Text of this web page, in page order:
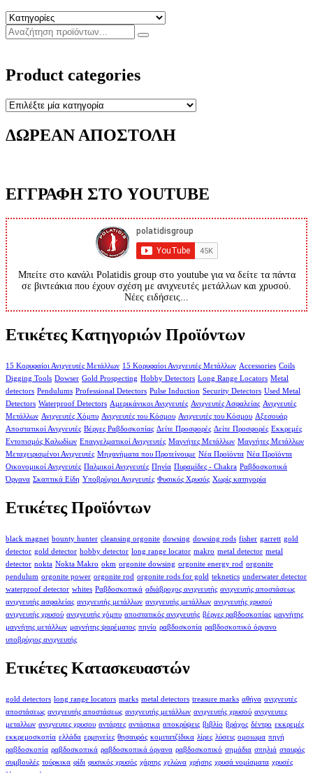
Product categories
ΔΩΡΕΑΝ ΑΠΟΣΤΟΛΗ
ΕΓΓΡΑΦΗ ΣΤΟ YOUTUBE
Μπείτε στο κανάλι Polatidis group στο youtube για να δείτε τα πάντα
σε βιντεάκια που έχουν σχέση με ανιχνευτές μετάλλων και χρυσού.
Νέες ειδήσεις...
Ετικέτες Κατηγοριών Προϊόντων
15 Κορυφαίοι Ανιχνευτές Μετάλλων 15 Κορυφαίοι Ανιχνευτές Μετάλλων Accessories Coils
Digging Tools Dowser Gold Prospecting Hobby Detectors Long Range Locators Metal
detectors Pendulums Professional Detectors Pulse Induction Security Detectors Used Metal
Detectors Waterproof Detectors Αμερικάνικοι Ανιχνευτές Ανιχνευτές Ασφαλείας Ανιχνευτές
Μετάλλων Ανιχνευτές Χόμπυ Ανιχνευτές του Κόσμου Ανιχνευτές του Κόσμου Αξεσουάρ
Αποστατικοί Ανιχνευτές Βέργες Ραβδοσκοπίας Δείτε Προσφορές Δείτε Προσφορές Εκκρεμές
Εντοπισμός Καλωδίων Επαγγελματικοί Ανιχνευτές Μαγνήτες Μετάλλων Μαγνήτες Μετάλλων
Μεταχειρισμένοι Ανιχνευτές Μηχανήματα που Προτείνουμε Νέα Προϊόντα Νέα Προϊόντα
Οικονομικοί Ανιχνευτές Παλμικοί Ανιχνευτές Πηνία Πυραμίδες - Chakra Ραβδοσκοπικά
Όργανα Σκαπτικά Είδη Υποβρύχιοι Ανιχνευτές Φυσικός Χρυσός Χωρίς κατηγορία
Ετικέτες Προϊόντων
black magnet bounty hunter cleansing orgonite dowsing dowsing rods fisher garrett gold
detector gold detector hobby detector long range locator makro metal detector metal
detector nokta Nokta Makro okm orgonite dowsing orgonite energy rod orgonite
pendulum orgonite power orgonite rod orgonite rods for gold teknetics underwater detector
waterproof detector whites Ραβδοσκοπικά αδιάβροχος ανιχνευτής ανιχνευτής αποστάσεως
ανιχνευτής ασφαλείας ανιχνευτής μετάλλων ανιχνευτής μετάλλων ανιχνευτής χρυσού
ανιχνευτής χρυσού ανιχνευτής χόμπυ αποστατικός ανιχνευτής βέργες ραβδοσκοπίας μαγνήτης
μαγνήτης μετάλλων μαγνήτης ψαρέματος πηνίο ραβδοσκοπία ραβδοσκοπικό όργανο
υποβρύχιος ανιχνευτής
Ετικέτες Κατασκευαστών
gold detectors long range locators marks metal detectors treasure marks αθήνα ανιχνευτές
αποστάσεως ανιχνευτής αποστάσεως ανιχνευτής μετάλλων ανιχνευτής χρυσού ανιχνευτες
μεταλλων ανιχνευτες χρυσου αντάρτες αντάρτικα αποκρύψεις βιβλίο βράχος δέντρο εκκρεμές
εκκρεμοσκοπία ελλάδα ερμηνείες θησαυρός κομιτατζίδικα λίρες λύσεις ομοιωμα πηγή
ραβδοσκοπία ραβδοσκοπικά ραβδοσκοπικά όργανα ραβδοσκοπικό σημάδια σπηλιά σταυρός
συμβουλές τούρκικα φίδι φυσικός χρυσός χάρτης χελώνα χρήσης χρυσά νομίσματα χρυσές